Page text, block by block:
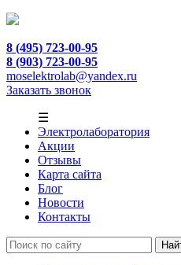
8 (495) 723-00-95
8 (903) 723-00-95
moselektrolab@yandex.ru
Заказать звонок
☰
Электролаборатория
Акции
Отзывы
Карта сайта
Блог
Новости
Контакты